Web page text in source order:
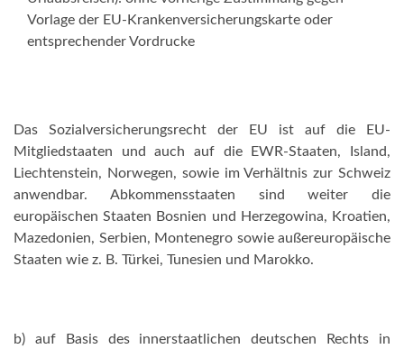
Vorlage der EU-Krankenversicherungskarte oder
entsprechender Vordrucke
Das Sozialversicherungsrecht der EU ist auf die EU-
Mitgliedstaaten und auch auf die EWR-Staaten, Island,
Liechtenstein, Norwegen, sowie im Verhältnis zur Schweiz
anwendbar. Abkommensstaaten sind weiter die
europäischen Staaten Bosnien und Herzegowina, Kroatien,
Mazedonien, Serbien, Montenegro sowie außereuropäische
Staaten wie z. B. Türkei, Tunesien und Marokko.
b) auf Basis des innerstaatlichen deutschen Rechts in